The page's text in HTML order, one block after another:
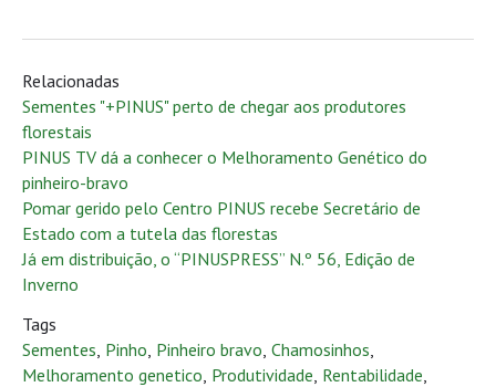
Relacionadas
Sementes "+PINUS" perto de chegar aos produtores
florestais
PINUS TV dá a conhecer o Melhoramento Genético do
pinheiro-bravo
Pomar gerido pelo Centro PINUS recebe Secretário de
Estado com a tutela das florestas
Já em distribuição, o “PINUSPRESS” N.º 56, Edição de
Inverno
Tags
Sementes, Pinho, Pinheiro bravo, Chamosinhos,
Melhoramento genetico, Produtividade, Rentabilidade,